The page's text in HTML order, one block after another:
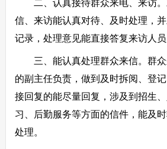
二、认真接待群众来电、来访。
信、来访能认真对待、及时处理，
记录，处理意见能直接答复来访人员
三、能认真处理群众来信。群众
的副主任负责，做到及时拆阅、登
接回复的能尽量回复，涉及到招生
习、后勤服务等方面的信件，能及
处理。